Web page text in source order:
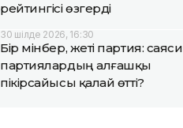
рейтингісі өзгерді
30 шілде 2026, 16:30
Бір мінбер, жеті партия: саяси
партиялардың алғашқы
пікірсайысы қалай өтті?